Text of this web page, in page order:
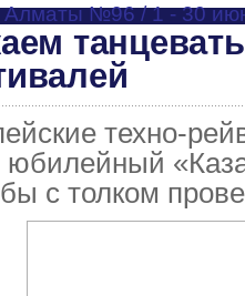
Алматы №96 / 1 - 30
техно-
с толком